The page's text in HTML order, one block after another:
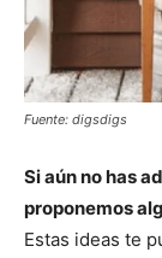
Fuente: digsdigs
Si aún no has
proponemos
Estas ideas te